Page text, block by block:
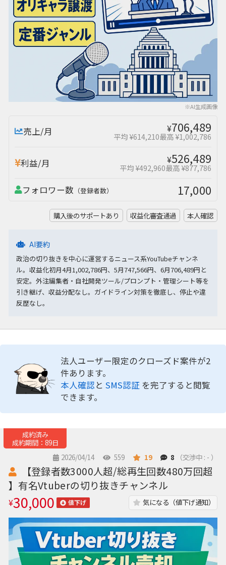
※AI生成画像
売上/月 ¥706,489
平均 ¥614,210最高 ¥1,002,786
利益/月 ¥526,489
平均 ¥492,960最高 ¥877,786
フォロワー数 （登録者数） 17,000
購入後のサポートあり 収益化審査通過 本人確認
AI要約
政治の切り抜きを中心に運営するニュース系YouTubeチャンネ
ル。収益化初月4月1,002,786円、5月747,566円、6月706,489円と
安定。外注編集者・自社開発ツール/プロンプト・管理シート等を
引き継げ、収益分配なし。ガイドライン対策を徹底し、停止や違
反歴なし。
法人ユーザー限定のクローズド案件が2
件あります。
本人確認と SMS認証 を完了すると閲覧
できます。
成約済み
成約期間：89日
2026/04/14
559 19 8 （交渉中 : - ）
【登録者数3000人超/総再生回数480万回超
】有名Vtuberの切り抜きチャンネル
¥30,000 値下げ 気になる（値下げ通知）